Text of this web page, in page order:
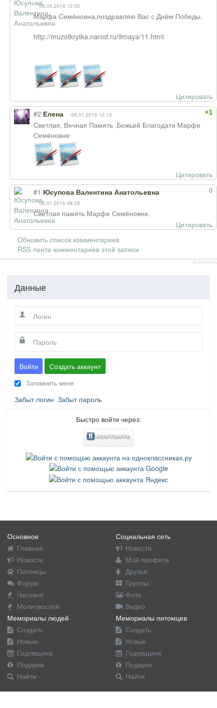
08.05.2016 12:56
Марфа Семёновна,поздравляю Вас с Днём Победы.
http://muzotkrytka.narod.ru/9maya/11.html
Цитировать
+1
#2 Елена 08.01.2016 10:13
Светлая, Вечная Память ,Божьей Благодати Марфе
Семёновне
Цитировать
0
#1 Юсупова Валентина Анатольевна
08.01.2016 08:29
Светлая память Марфе Семёновне.
Цитировать
Обновить список комментариев
RSS лента комментариев этой записи
JComments
Данные
Войти Создать аккаунт
Запомнить меня
Забыт логин Забыт пароль
Быстро войти через:
Основное
Главная
Новости
Питомцы
Форум
Часовня
Молитвослов
Социальная сеть
Новости
Мой профиль
Друзья
Группы
Фото
Видео
Мемориалы людей
Создать
Новые
Годовщина
Подарки
Найти
Мемориалы питомцев
Создать
Новые
Годовщина
Подарки
Найти